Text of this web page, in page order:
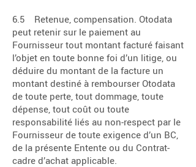
6.5 Retenue, compensation. Otodata
peut retenir sur le paiement au
Fournisseur tout montant facturé faisant
l’objet en toute bonne foi d’un litige, ou
déduire du montant de la facture un
montant destiné à rembourser Otodata
de toute perte, tout dommage, toute
dépense, tout coût ou toute
responsabilité liés au non-respect par le
Fournisseur de toute exigence d’un BC,
de la présente Entente ou du Contrat-
cadre d’achat applicable.